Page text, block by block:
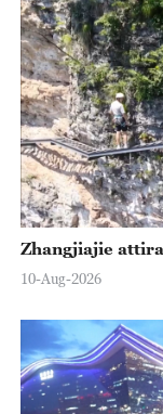
Zhangjiajie
10-Aug-2026